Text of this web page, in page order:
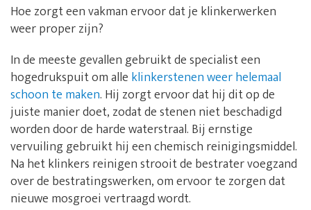
Hoe zorgt een vakman ervoor dat je klinkerwerken
weer proper zijn?
In de meeste gevallen gebruikt de specialist een
hogedrukspuit om alle klinkerstenen weer helemaal
schoon te maken. Hij zorgt ervoor dat hij dit op de
juiste manier doet, zodat de stenen niet beschadigd
worden door de harde waterstraal. Bij ernstige
vervuiling gebruikt hij een chemisch reinigingsmiddel.
Na het klinkers reinigen strooit de bestrater voegzand
over de bestratingswerken, om ervoor te zorgen dat
nieuwe mosgroei vertraagd wordt.